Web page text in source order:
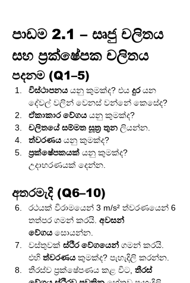
පාඩම 2.1 – සෘජු චලිතය
සහ ප්‍රක්ෂේපක චලිතය
පදනම (Q1–5)
විස්ථාපනය යනු කුමක්ද? එය දුර යන
දේවල් වලින් වෙනස් වන්නේ කෙසේද?
ඒකාකාර වේගය යනු කුමක්ද?
චලිතයේ සම්මත සූත්‍ර තුන ලියන්න.
ත්වරණය යනු කුමක්ද?
ප්‍රක්ෂේපකයක් යනු කුමක්ද?
උදාහරණයක් දෙන්න.
අතරමැදි (Q6–10)
රථයක් විරාමයෙන් 3 m/s² ත්වරණයෙන් 6
තත්පර ගමන් කරයි. අවසන්
වේගය සොයන්න.
වස්තුවක් ස්ථිර වේගයෙන් ගමන් කරයි.
එහි ත්වරණය කුමක්ද? පැහැදිලි කරන්න.
තීරස්ව ප්‍රක්ෂේපණය කළ විට, තීරස්